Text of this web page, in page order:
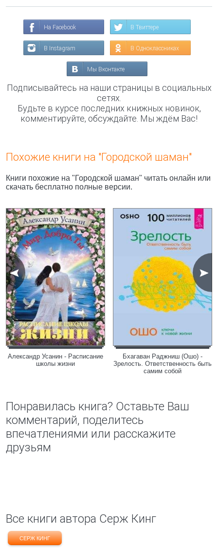
На Facebook В Твиттере
В Instagram В Одноклассниках
Мы Вконтакте
Подписывайтесь на наши страницы в социальных
сетях.
Будьте в курсе последних книжных новинок,
комментируйте, обсуждайте. Мы ждём Вас!
Похожие книги на "Городской шаман"
Книги похожие на "Городской шаман" читать онлайн или
скачать бесплатно полные версии.
Александр Усанин - Расписание
школы жизни
Бхагаван Раджниш (Ошо) -
Зрелость. Ответственность быть
самим собой
Понравилась книга? Оставьте Ваш
комментарий, поделитесь
впечатлениями или расскажите
друзьям
Все книги автора Серж Кинг
СЕРЖ КИНГ